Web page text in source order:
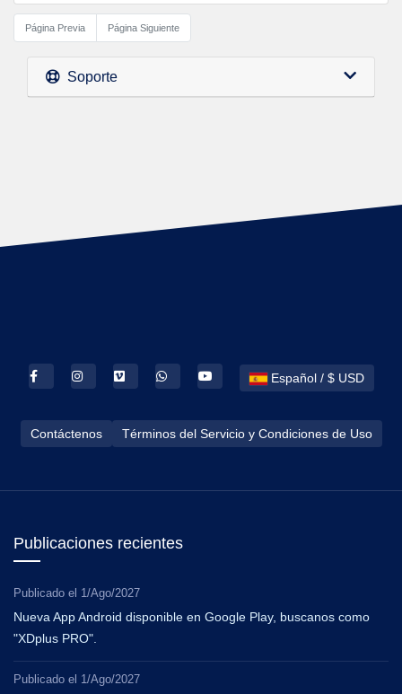
Página Previa Página Siguiente
Soporte
Español / $ USD
Contáctenos Términos del Servicio y Condiciones de Uso
Publicaciones recientes
Publicado el 1/Ago/2027
Nueva App Android disponible en Google Play, buscanos como
"XDplus PRO".
Publicado el 1/Ago/2027